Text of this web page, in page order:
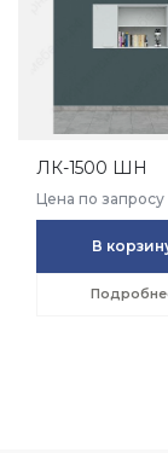
ЛК-1500 ШН
Цена по запросу
В